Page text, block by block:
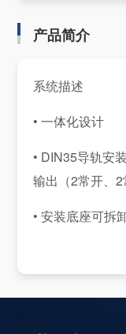
产品简介
系统描述
• 一体化设计
• DIN35导轨安
输出（2常开、2
• 安装底座可拆